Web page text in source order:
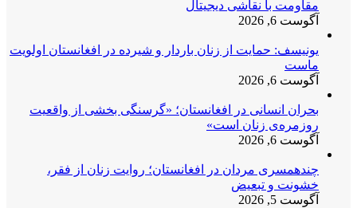
مقاومت با نقاشی دیجیتال
آگوست 6, 2026
یونیسف: حمایت از زنان باردار و شیرده در افغانستان اولویت
ماست
آگوست 6, 2026
بحران انسانی در افغانستان؛ «گرسنگی بخشی از واقعیت
روزمره‌ی زنان است»
آگوست 6, 2026
چندهمسری مردان در افغانستان؛ روایت زنان از فقر،
خشونت و تبعیض
آگوست 5, 2026